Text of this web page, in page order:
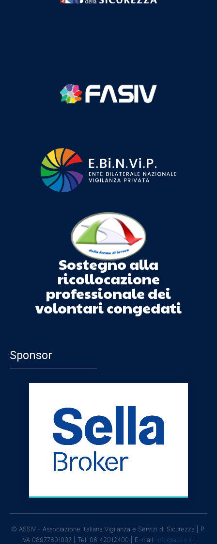
Sostegno alla
ricollocazione
professionale dei
volontari congedati
Sponsor
© ASSIV - Associazione Italiana Vigilanza e Servizi di Sicurezza | P.
IVA 08977601007 | Tel. 06 42012400 | E-mail: info@assiv.it